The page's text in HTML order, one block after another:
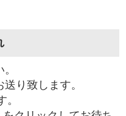
り致します。